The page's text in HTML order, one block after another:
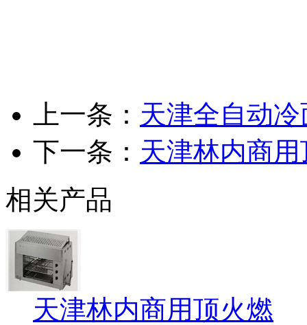
上一条： 天津全自动
下一条： 天津林内商
相关产品
天津林内商用顶火燃